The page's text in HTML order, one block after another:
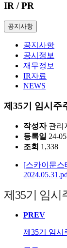
IR / PR
공지사항
공지사항
공시정보
재무정보
IR자료
NEWS
제35기 임시주
작성자 관리
등록일 24-
조회 1,338
[스카이문스
제35기 임시
PREV
제35기 임시